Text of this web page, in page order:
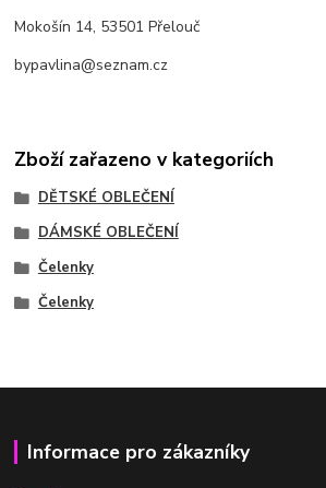
Mokošín 14, 53501 Přelouč
bypavlina@seznam.cz
Zboží zařazeno v kategoriích
DĚTSKÉ OBLEČENÍ
DÁMSKÉ OBLEČENÍ
Čelenky
Čelenky
Informace pro zákazníky